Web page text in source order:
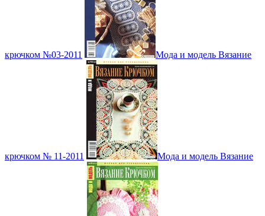
крючком №03-2011 Мода и модель Вязание
крючком № 11-2011 Мода и модель Вязание